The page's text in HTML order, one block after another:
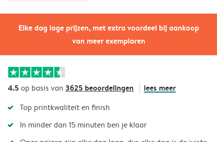
Elke dag lage prijzen, met extra voordeel bij aankoop
van meer exemplaren
4.5op basis van 3625 beoordelingen lees meer
Top printkwaliteit en finish
In minder dan 15 minuten ben je klaar